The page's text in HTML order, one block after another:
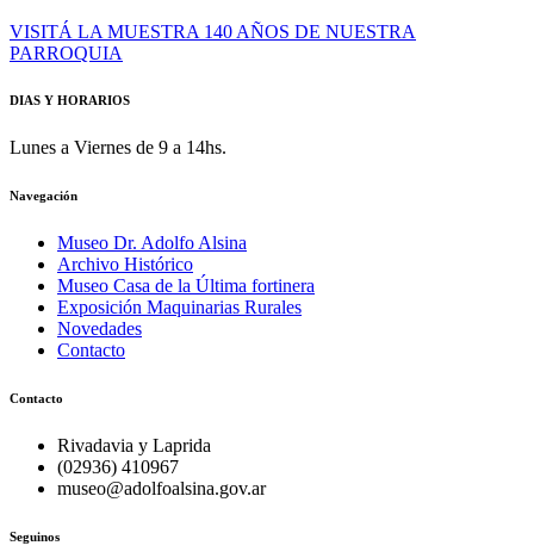
VISITÁ LA MUESTRA 140 AÑOS DE NUESTRA
PARROQUIA
DIAS Y HORARIOS
Lunes a Viernes de 9 a 14hs.
Navegación
Museo Dr. Adolfo Alsina
Archivo Histórico
Museo Casa de la Última fortinera
Exposición Maquinarias Rurales
Novedades
Contacto
Contacto
Rivadavia y Laprida
(02936) 410967
museo@adolfoalsina.gov.ar
Seguinos